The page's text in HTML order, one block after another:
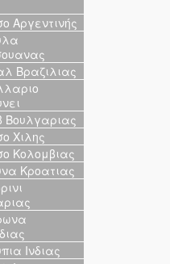
Αργεντινής
Βραζιλιας
Βουλγαριας
Χιλης
Κολομβιας
Κροατιας
Ινδιας